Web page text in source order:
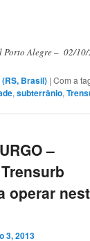
Porto Alegre – 02/
Brasil) |Com a
,subterrânio,
–
operar
3, 2013